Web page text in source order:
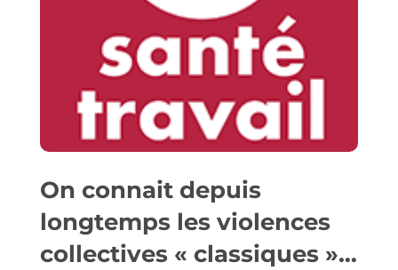
On connait depuis
longtemps les violences
collectives « classiques »…